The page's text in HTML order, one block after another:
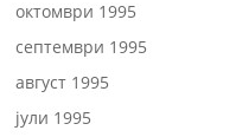
октомври 1995
септември 1995
август 1995
јули 1995